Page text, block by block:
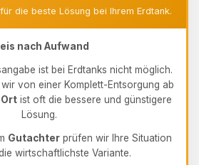
die beste Lösung bei Ihrem Erdtank.
nach Aufwand
ist bei Erdtanks nicht möglich.
von einer Komplett-Entsorgung ab
ist oft die bessere und günstigere
Lösung.
Gutachter prüfen wir Ihre Situation
wirtschaftlichste Variante.